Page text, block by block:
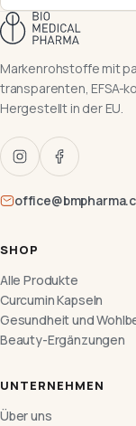
Markenrohstoffe mit
transparenten, EFSA-
Hergestellt in der EU.
SHOP
Alle Produkte
Curcumin Kapseln
Gesundheit und
Beauty-Ergänzungen
UNTERNEHMEN
Über uns